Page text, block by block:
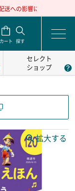
への影響について
カート 探す
セレクト
ショップ